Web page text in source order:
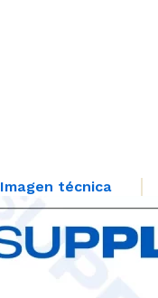
Imagen técnica